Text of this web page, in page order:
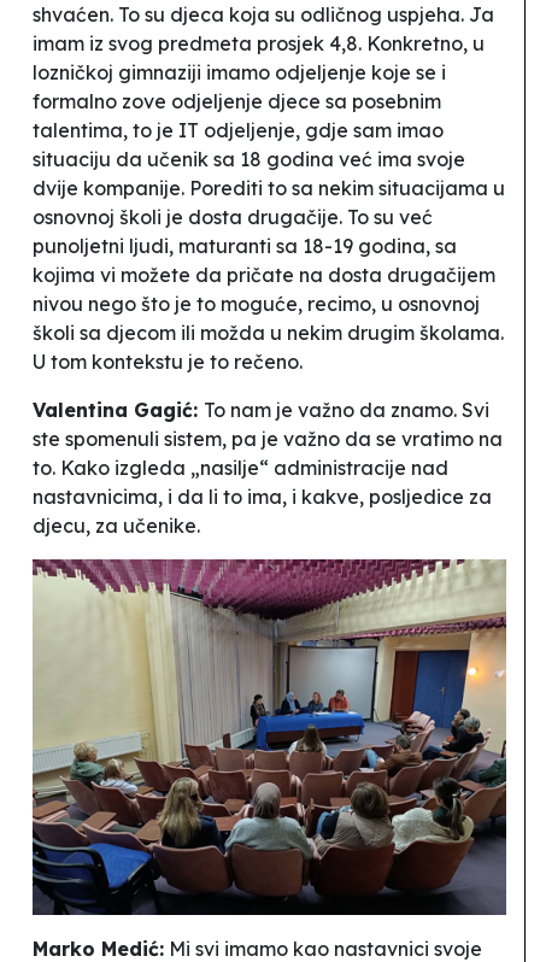
shvaćen. To su djeca koja su odličnog uspjeha. Ja
imam iz svog predmeta prosjek 4,8. Konkretno, u
lozničkoj gimnaziji imamo odjeljenje koje se i
formalno zove odjeljenje djece sa posebnim
talentima, to je IT odjeljenje, gdje sam imao
situaciju da učenik sa 18 godina već ima svoje
dvije kompanije. Porediti to sa nekim situacijama u
osnovnoj školi je dosta drugačije. To su već
punoljetni ljudi, maturanti sa 18-19 godina, sa
kojima vi možete da pričate na dosta drugačijem
nivou nego što je to moguće, recimo, u osnovnoj
školi sa djecom ili možda u nekim drugim školama.
U tom kontekstu je to rečeno.
Valentina Gagić: To nam je važno da znamo. Svi
ste spomenuli sistem, pa je važno da se vratimo na
to. Kako izgleda „nasilje“ administracije nad
nastavnicima, i da li to ima, i kakve, posljedice za
djecu, za učenike.
Marko Medić: Mi svi imamo kao nastavnici svoje